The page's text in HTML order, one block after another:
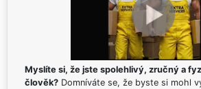
Myslíte si, že jste spolehlivý, zručný a
člověk? Domníváte se, že byste si mohl